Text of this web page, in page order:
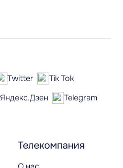
Телекомпания
Twitter
Tik Tok
Яндекс.Дзен
Telegram